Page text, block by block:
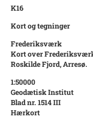
K16
Kort og tegninger
Frederiksværk
Kort over
Roskilde Fjord, Arresø.
1:50000
Geodætisk Institut
Blad nr. 1514 III
Hærkort